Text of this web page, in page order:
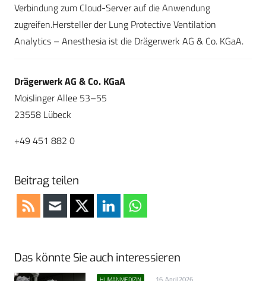
Verbindung zum Cloud-Server auf die Anwendung
zugreifen.Hersteller der Lung Protective Ventilation
Analytics – Anesthesia ist die Drägerwerk AG & Co. KGaA.
Drägerwerk AG & Co. KGaA
Moislinger Allee 53–55
23558 Lübeck
+49 451 882 0
Beitrag teilen
Das könnte Sie auch interessieren